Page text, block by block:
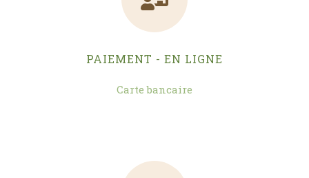
PAIEMENT - EN LIGNE
Carte bancaire